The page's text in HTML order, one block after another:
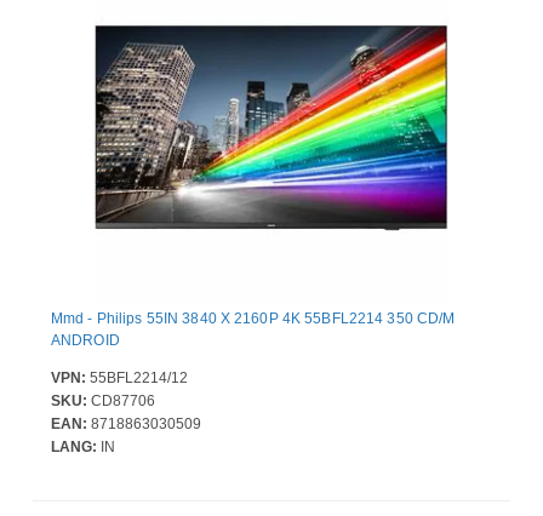
Mmd - Philips 55IN 3840 X 2160P 4K 55BFL2214 350 CD/M
ANDROID
VPN: 55BFL2214/12
SKU: CD87706
EAN: 8718863030509
LANG: IN